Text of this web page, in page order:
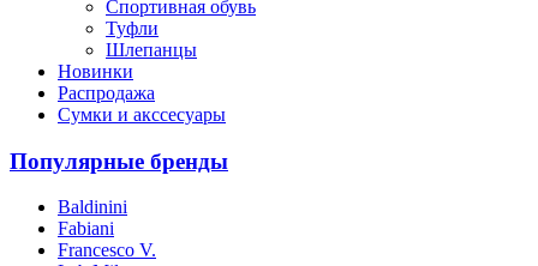
Спортивная обувь
Туфли
Шлепанцы
Новинки
Распродажа
Сумки и акссесуары
Популярные бренды
Baldinini
Fabiani
Francesco V.